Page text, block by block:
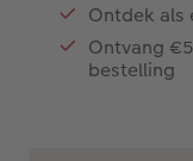
Ontdek als
Ontvang
bestelling